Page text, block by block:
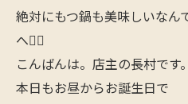
絶対にもつ鍋も美味しいなん
へ🙋‍♂️
こんばんは。店主の長村です。
本日もお昼からお誕生日で